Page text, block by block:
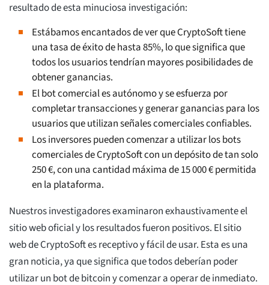
resultado de esta minuciosa investigación:
Estábamos encantados de ver que CryptoSoft tiene
una tasa de éxito de hasta 85%, lo que significa que
todos los usuarios tendrían mayores posibilidades de
obtener ganancias.
El bot comercial es autónomo y se esfuerza por
completar transacciones y generar ganancias para los
usuarios que utilizan señales comerciales confiables.
Los inversores pueden comenzar a utilizar los bots
comerciales de CryptoSoft con un depósito de tan solo
250 €, con una cantidad máxima de 15 000 € permitida
en la plataforma.
Nuestros investigadores examinaron exhaustivamente el
sitio web oficial y los resultados fueron positivos. El sitio
web de CryptoSoft es receptivo y fácil de usar. Esta es una
gran noticia, ya que significa que todos deberían poder
utilizar un bot de bitcoin y comenzar a operar de inmediato.